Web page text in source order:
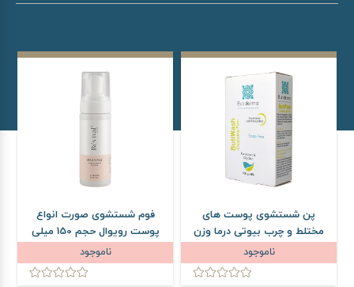
پن شستشوی پوست های
مختلط و چرب بیوتی درما وزن
100 گرم
ناموجود
فوم شستشوی صورت انواع
پوست رویوال حجم 150 میلی
لیتر
ناموجود